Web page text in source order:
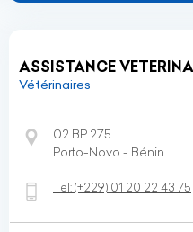
ASSISTANCE
Vétérinaires
02 BP 275
Porto-Novo - Bénin
Tel:(+229) 01 20 22 43 75